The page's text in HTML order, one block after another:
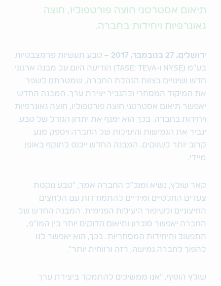
תיאום אסטרטגי חוצה פורטפוליו, חוצה
גאוגרפיות ויחידות בחברה.
ירושלים, 27 בנובמבר, 2017
– טבע תעשיות פרמצבטיות
בע"מ (NYSE ו-TASE: TEVA) הודיעה היום על מבנה ארגוני
חדש ושינויים בצוות הנהלת החברה, שמטרתם לשפר
את המיקוד המסחרי ולהגביר יצירת ערך. המבנה החדש
יאפשר תיאום אסטרטגי חוצה פורטפוליו, חוצה גאוגרפיות
ויחידות בחברה. בכך הוא ימנף את יתרון הגודל של טבע,
יגביר את הגמישות והיעילות של החברה ויספק מגע
קרוב יותר לשווקים. המבנה החדש ייכנס לתוקף באופן
מיידי.
קאר שולץ, נשיא ומנכ"ל החברה אמר, "טבע נוקטת
צעדים החלטיים ומידיים להתמודדות עם הלחצים
החיצוניים ולשיפור היעילות הפנימית. המבנה החדש של
החברה יאפשר סנכרון ותיאום הדוקים יותר בין המו"פ,
התפעול והיחידות המסחריות. בכך, הוא יאפשר לנו
להפוך לחברה גמישה, רזה ורווחית יותר".
שולץ הוסיף, "אנו ממשיכים להתמקד ביצירת ערך